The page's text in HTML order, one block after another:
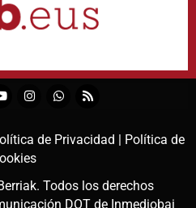
de Privacidad | Política de
. Todos los derechos
DOT de Inmediobai